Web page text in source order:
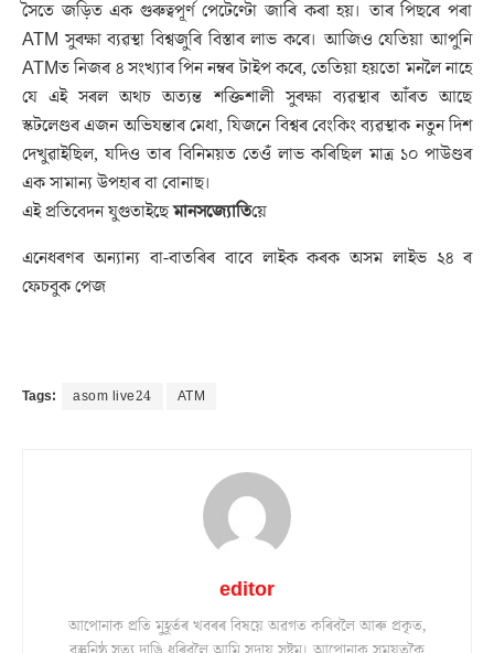
সৈতে জড়িত এক গুৰুত্বপূৰ্ণ পেটেণ্টো জাৰি কৰা হয়। তাৰ পিছৰে পৰা
ATM সুৰক্ষা ব্যৱস্থা বিশ্বজুৰি বিস্তাৰ লাভ কৰে। আজিও যেতিয়া আপুনি
ATMত নিজৰ ৪ সংখ্যাৰ পিন নম্বৰ টাইপ কৰে, তেতিয়া হয়তো মনলৈ নাহে
যে এই সৰল অথচ অত্যন্ত শক্তিশালী সুৰক্ষা ব্যৱস্থাৰ আঁৰত আছে
স্কটলেণ্ডৰ এজন অভিযন্তাৰ মেধা, যিজনে বিশ্বৰ বেংকিং ব্যৱস্থাক নতুন দিশ
দেখুৱাইছিল, যদিও তাৰ বিনিময়ত তেওঁ লাভ কৰিছিল মাত্ৰ ১০ পাউণ্ডৰ
এক সামান্য উপহাৰ বা বোনাছ।
এই প্ৰতিবেদন যুগুতাইছেমানসজ্যোতিয়ে
এনেধৰণৰ অন্যান্য বা-বাতৰিৰ বাবে লাইক কৰক অসম লাইভ ২৪ ৰ
ফেচবুক পেজ
Tags: asom live24 ATM
editor
আপোনাক প্ৰতি মুহূৰ্তৰ খবৰৰ বিষয়ে অৱগত কৰিবলৈ আৰু প্ৰকৃত,